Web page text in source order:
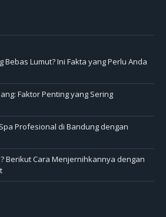
Bebas Lumut? Ini Fakta yang Perlu Anda
Faktor Penting yang Sering
Profesional di Bandung dengan
Berikut Cara Menjernihkannya dengan